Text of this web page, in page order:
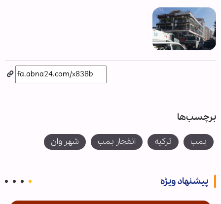
برچسب‌ها
بمب ترکیه انفجار بمب شهر وان
پیشنهاد ویژه